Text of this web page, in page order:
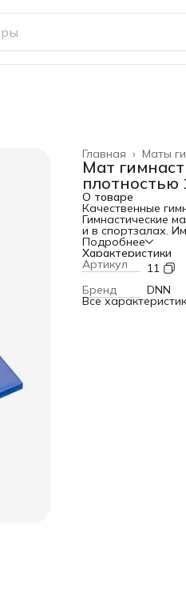
Маты
Главная ›
Мат
плотностью
О товаре
Качественные
Гимнастические
и в спортзалах.
размеры и цвета.
наполнитель ППУ
традициям и
пошива идут ещё
изобретать
Наша компания
поэтому, если вы
Подробнее
Характеристики
Артикул
11
Бренд
DNN
Все